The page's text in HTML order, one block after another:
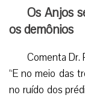
Os Anjos
os demônios
Comenta Dr.
“E no meio das
no ruído dos